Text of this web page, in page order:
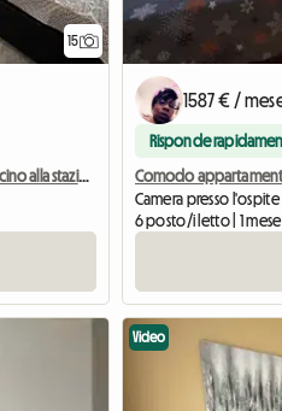
15
Monolocale completamente arredato, all-inclusive, vicino alla stazione della metropolitana Berri-UQAM
1587 € /
Risponde
Camera presso l'ospite
6 posto/i letto | 1
Video